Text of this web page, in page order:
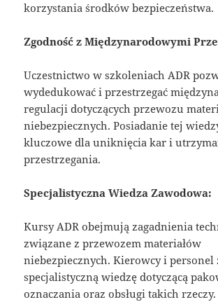
korzystania środków bezpieczeństwa.
Zgodność z Międzynarodowymi
Uczestnictwo w szkoleniach ADR
wydedukować i przestrzegać
regulacji dotyczących przewozu
niebezpiecznych. Posiadanie tej
kluczowe dla uniknięcia kar i
przestrzegania.
Specjalistyczna Wiedza Zawodowa:
Kursy ADR obejmują zagadnienia
związane z przewozem materiałów
niebezpiecznych. Kierowcy i personel
specjalistyczną wiedzę dotyczącą
oznaczania oraz obsługi takich rzeczy.